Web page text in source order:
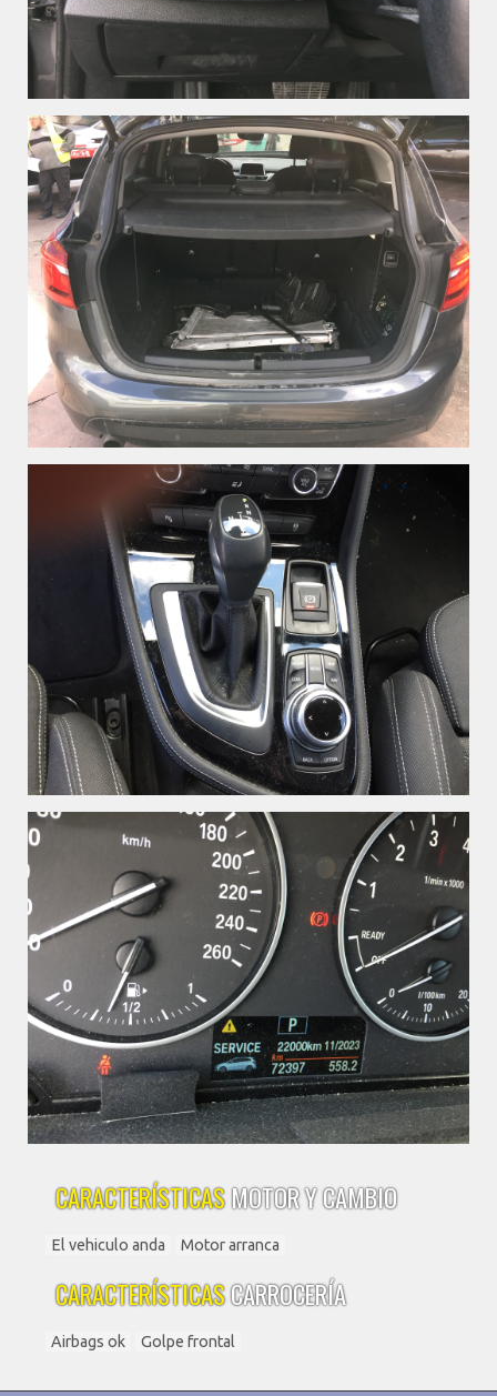
CARACTERÍSTICASMOTOR Y CAMBIO
El vehiculo anda Motor arranca
CARACTERÍSTICASCARROCERÍA
Airbags ok Golpe frontal